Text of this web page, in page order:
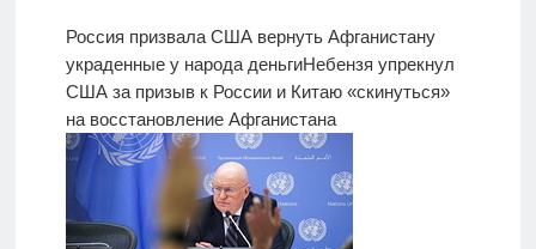
Россия призвала США вернуть Афганистану
украденные у народа деньгиНебензя упрекнул
США за призыв к России и Китаю «скинуться»
на восстановление Афганистана